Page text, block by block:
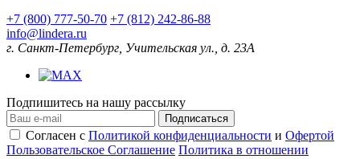
+7 (800) 777-50-70 +7 (812) 242-86-88
info@lindera.ru
г. Санкт-Петербург, Учительская ул., д. 23А
Подпишитесь на нашу рассылку
Подписаться
Согласен с Политикой конфиденциальности и Офертой
Пользовательское Соглашение Политика в отношении